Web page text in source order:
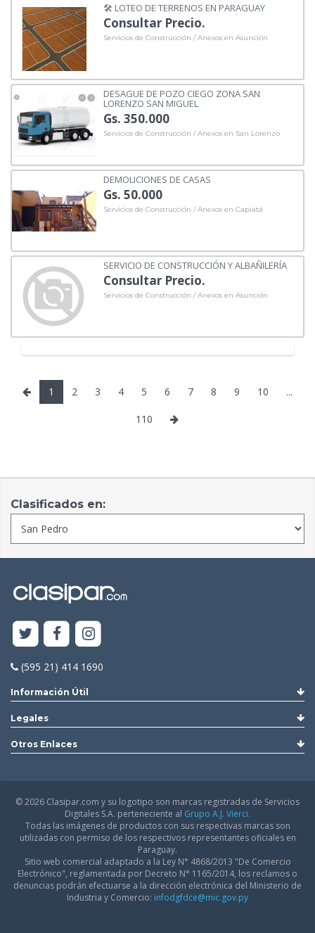
🛠️ LOTEO DE TERRENOS EN PARAGUAY
Consultar Precio.
Servicios de Construcción / Anexos en Asunción
DESAGUE DE POZO CIEGO ZONA SAN
LORENZO SAN MIGUEL
Gs. 350.000
Servicios de Construcción / Anexos en San Lorenzo
DEMOLICIONES DE CASAS
Gs. 50.000
Servicios de Construcción / Anexos en Capiatá
SERVICIO DE CONSTRUCCIÓN Y ALBAÑILERÍA
Consultar Precio.
Servicios de Construcción / Anexos en Asunción
1 2 3 4 5 6 7 8 9 10 ...
110
Clasificados en:
(595 21) 414 1690
Información Útil
Legales
Otros Enlaces
© 2026 Clasipar.com y su logotipo son marcas registradas de Servicios
Digitales S.A. perteneciente al Grupo A.J. Vierci.
Todas las imágenes de productos con sus respectivas marcas son
utilizadas con permiso de los respectivos representantes oficiales en
Paraguay.
Sitio web comercial adaptado a la Ley N° 4868/2013 "De Comercio
Electrónico", reglamentada por Decreto N° 1165/2014, los reclamos o
denuncias podrán efectuarse a la dirección electrónica del Ministerio de
Industria y Comercio: infodgfdce@mic.gov.py